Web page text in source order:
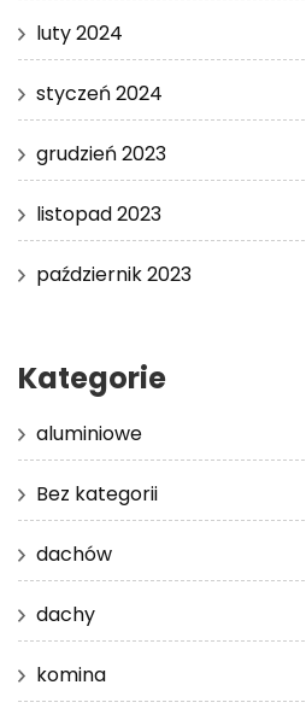
luty 2024
styczeń 2024
grudzień 2023
listopad 2023
październik 2023
Kategorie
aluminiowe
Bez kategorii
dachów
dachy
komina